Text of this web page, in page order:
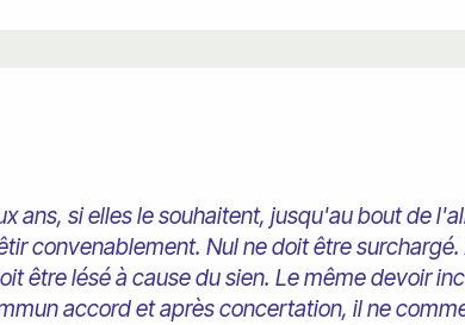
ans, si elles le souhaitent, jusqu'au bout de
convenablement. Nul ne doit être
être lésé à cause du sien. Le même devoir
accord et après concertation, il ne